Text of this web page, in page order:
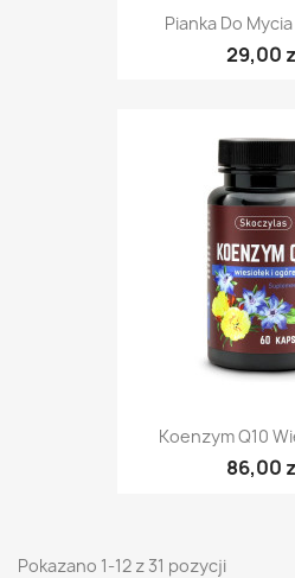
Pianka Do
29,00
Koenzym Q10
86,00
Pokazano 1-12 z 31 pozycji